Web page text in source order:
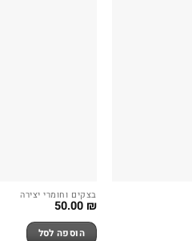
בצקים וחומרי יצירה
50.00 ₪
הוספה לסל